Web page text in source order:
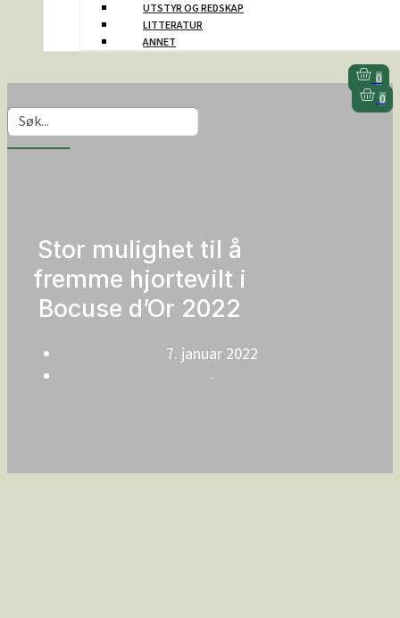
UTSTYR OG REDSKAP
LITTERATUR
ANNET
0
0
Stor mulighet til å
fremme hjortevilt i
Bocuse d’Or 2022
7. januar 2022
-